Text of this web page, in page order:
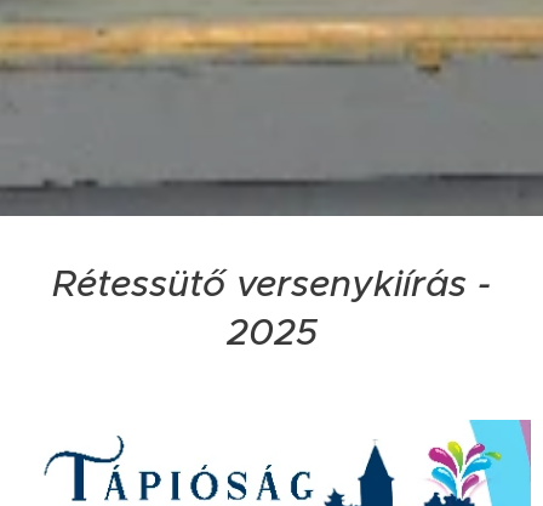
Rétessütő versenykiírás -
2025